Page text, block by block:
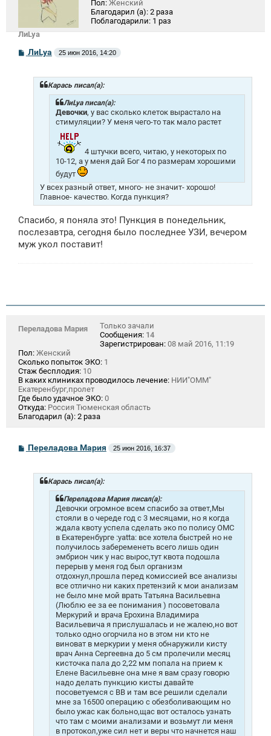
ЛиLya
Пол: Женский
Благодарил (а): 2 раза
Поблагодарили: 1 раз
С
о
ЛиLya 25 июн 2016, 14:20
Карась писал(а):
ЛиLya писал(а):
Девочки, у вас сколько клеток вырастало на
стимуляции? У меня чего-то так мало растет
4 штучки всего, читаю, у некоторых по
10-12, а у меня дай Бог 4 по размерам хорошими
будут
У всех разный ответ, много- не значит- хорошо!
Главное- качество. Когда пункция?
Спасибо, я поняла это! Пункция в понедельник,
послезавтра, сегодня было последнее УЗИ, вечером
муж укол поставит!
Переладова Мария
Только зачали
Сообщения: 14
Зарегистрирован: 08 май 2016, 11:19
Пол: Женский
Сколько попыток ЭКО: 1
Стаж бесплодия: 10
В каких клиниках проводилось лечение: НИИ"ОММ"
Екатеренбург,пролет
Где было удачное ЭКО: 0
Откуда: Россия Тюменская область
Благодарил (а): 2 раза
СПереладова Мария 25 июн 2016, 16:37
Карась писал(а):
Переладова Мария писал(а):
Девочки огромное всем спасибо за ответ,Мы
стояли в о череде год с 3 месяцами, но я когда
ждала квоту успела сделать эко по полису ОМС
в Екатеренбурге :yatta: все хотела быстрей но не
получилось забеременеть всего лишь один
эмбрион чик у нас вырос,тут квота подошла
перерыв у меня год был организм
отдохнул,прошла перед комиссией все анализы
все отлично ни каких претензий к мои анализам
не было мне мой врать Татьяна Васильевна
(Люблю ее за ее понимания ) посоветовала
Меркурий и врача Ерохина Владимира
Васильевича я прислушалась и не жалею,но вот
только одно огорчила но в этом ни кто не
виноват в меркурии у меня обнаружили кисту
врач Анна Сергеевна до 5 см пролечили месяц
кисточка пала до 2,22 мм попала на прием к
Елене Васильевне она мне я вам сразу говорю
надо делать пункцию кисты давайте
посоветуемся с ВВ и там все решили сделали
мне за 16500 операцию с обезболивающим но
было ужас как больно,щас вот осталось узнать
что там с моими анализами и возьмут ли меня
в протокол,уже сил нет и веры что начнется наш